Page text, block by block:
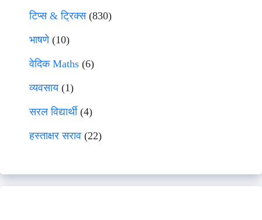
टिप्स & ट्रिक्स(830)
भाषणे(10)
वेदिक Maths (6)
व्यवसाय(1)
सरल विद्यार्थी(4)
हस्ताक्षर सराव (22)